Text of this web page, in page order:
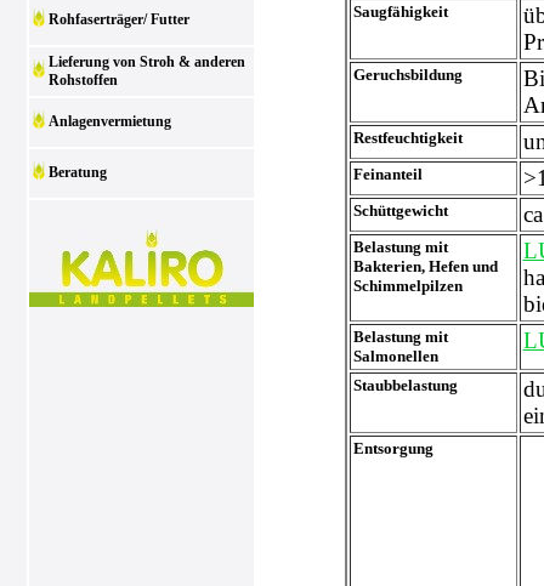
Rohfaserträger/ Futter
Lieferung von Stroh & anderen
Rohstoffen
Anlagenvermietung
Beratung
Saugfähigkeit
Geruchsbildung
Restfeuchtigkeit
Feinanteil
Schüttgewicht
Belastung mit
Bakterien, Hefen und
Schimmel­pil­zen
Belastung mit
Salmonellen
Staubbelastung
Entsorgung